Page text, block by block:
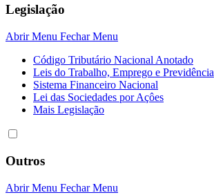
Legislação
Abrir Menu Fechar Menu
Código Tributário Nacional Anotado
Leis do Trabalho, Emprego e Previdência
Sistema Financeiro Nacional
Lei das Sociedades por Açôes
Mais Legislação
Outros
Abrir Menu Fechar Menu